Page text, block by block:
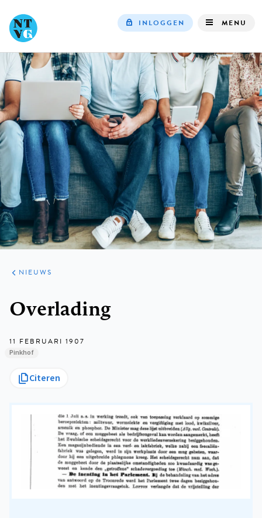
navigation
INLOGGEN MENU
ARTIKELEN
HET
KORT
NIEUWS
Overlading
11 FEBRUARI 1907
Pinkhof
Citeren